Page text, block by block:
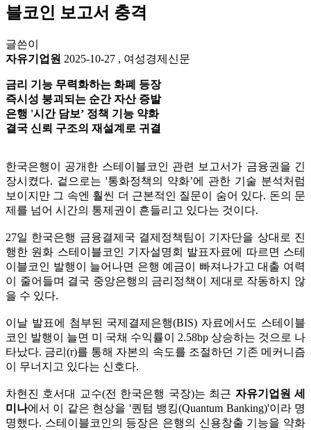
블코인 보고서 충격
글쓴이
자유기업원 2025-10-27 , 여성경제신문
금리 기능 무력화하는 화폐 등장
즉시성 붕괴되는 순간 자산 증발
은행 '시간 담보’ 정책 기능 약화
결국 신뢰 구조의 재설계로 귀결
한국은행이 공개한 스테이블코인 관련 보고서가 금융권을 긴
장시켰다. 겉으로는 '통화정책의 약화’에 관한 기술 분석처럼
보이지만 그 속엔 훨씬 더 근본적인 질문이 숨어 있다. 돈의 문
제를 넘어 시간의 통제권이 흔들리고 있다는 것이다.
27일 한국은행 금융결제국 결제정책팀이 기자단을 상대로 진
행한 원화 스테이블코인 기자설명회 발표자료에 따르면 스테
이블코인 발행이 늘어나면 은행 예금이 빠져나가고 대출 여력
이 줄어들며 결국 중앙은행의 금리정책이 제대로 작동하지 않
을 수 있다.
이날 발표에 첨부된 국제결제은행(BIS) 자료에서도 스테이블
코인 발행이 늘면 미 국채 수익률이 2.58bp 상승하는 것으로 나
타났다. 금리(r)를 통해 자본의 속도를 조절하던 기존 메커니즘
이 무너지고 있다는 신호다.
차현진 호서대 교수(전 한국은행 국장)는 최근 자유기업원 세
미나에서 이 같은 현상을 '퀀텀 뱅킹(Quantum Banking)'이라 명
명했다. 스테이블코인의 등장은 은행의 신용창출 기능을 약화